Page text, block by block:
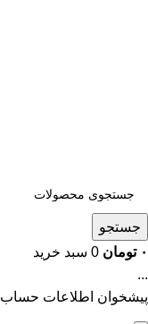
جستجو
۰ تومان 0 سبد خرید
...
پیشخوان اطلاعات حساب